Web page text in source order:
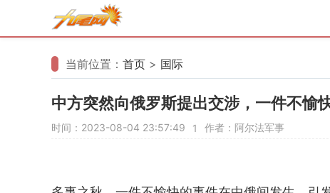
当前位置： 首页 > 国际
中方突然向俄罗斯提出交涉，一件不愉
时间：2023-08-04 23:57:49 1 作者：阿尔法军事